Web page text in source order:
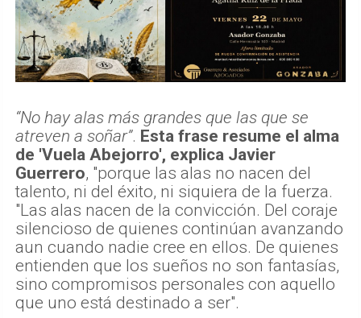
“No hay alas más grandes que las que se
atreven a soñar”. Esta frase resume el alma
de 'Vuela Abejorro', explica Javier
Guerrero, "porque las alas no nacen del
talento, ni del éxito, ni siquiera de la fuerza.
"Las alas nacen de la convicción. Del coraje
silencioso de quienes continúan avanzando
aun cuando nadie cree en ellos. De quienes
entienden que los sueños no son fantasías,
sino compromisos personales con aquello
que uno está destinado a ser".